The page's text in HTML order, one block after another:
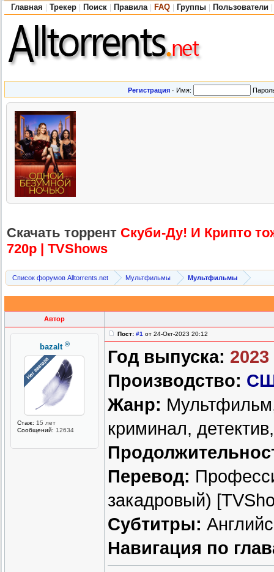
Главная Трекер Поиск Правила FAQ Группы Пользователи
Регистрация · Имя:
Скачать торрент Скуби-Ду! И Крипто
720p | TVShows
Список форумов Alltorrents.net Мультфильмы Мультфильмы
Автор
bazalt ®
Стаж: 15 лет
Сообщений: 12634
Пост: #1 от 24-Окт-2023 20:12
Год выпуска: 2023
Производство:
Жанр:
криминал,
Перевод:
закадровый)
Субтитры:
Навигация по